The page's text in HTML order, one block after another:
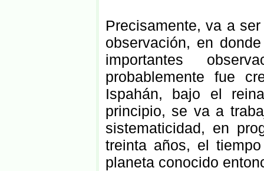
Precisamente, va a
observación, en
importantes
probablemente fue
Ispahán, bajo el
principio, se va a
sistematicidad, en
treinta años, el
planeta conocido